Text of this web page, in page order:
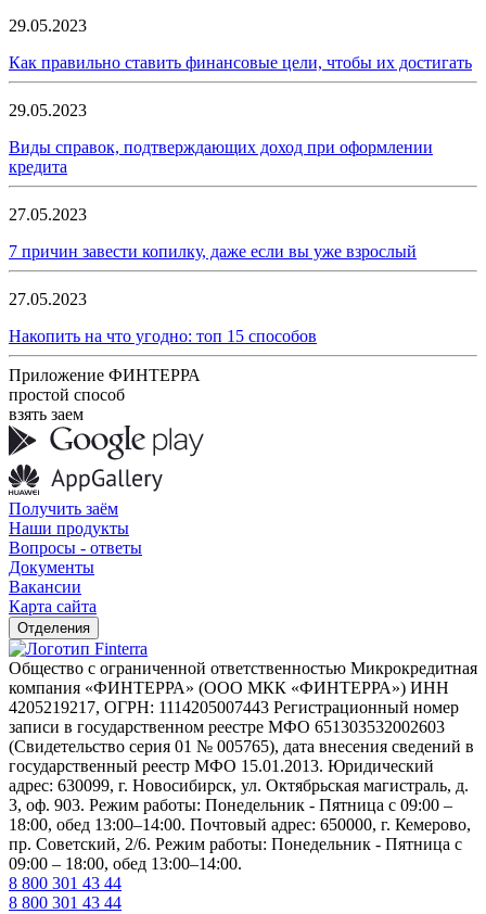
29.05.2023
Как правильно ставить финансовые цели, чтобы их достигать
29.05.2023
Виды справок, подтверждающих доход при оформлении
кредита
27.05.2023
7 причин завести копилку, даже если вы уже взрослый
27.05.2023
Накопить на что угодно: топ 15 способов
Приложение ФИНТЕРРА
простой способ
взять заем
Получить заём
Наши продукты
Вопросы - ответы
Документы
Вакансии
Карта сайта
Отделения
Общество с ограниченной ответственностью Микрокредитная
компания «ФИНТЕРРА» (ООО МКК «ФИНТЕРРА») ИНН
4205219217, ОГРН: 1114205007443 Регистрационный номер
записи в государственном реестре МФО 651303532002603
(Свидетельство серия 01 № 005765), дата внесения сведений в
государственный реестр МФО 15.01.2013. Юридический
адрес: 630099, г. Новосибирск, ул. Октябрьская магистраль, д.
3, оф. 903. Режим работы: Понедельник - Пятница с 09:00 –
18:00, обед 13:00–14:00. Почтовый адрес: 650000, г. Кемерово,
пр. Советский, 2/6. Режим работы: Понедельник - Пятница с
09:00 – 18:00, обед 13:00–14:00.
8 800 301 43 44
8 800 301 43 44